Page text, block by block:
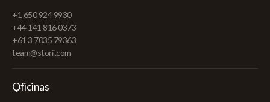
+1 650 924 9930
+44 141 816 0373
+61 3 7035 79363
team@storii.com
Oficinas